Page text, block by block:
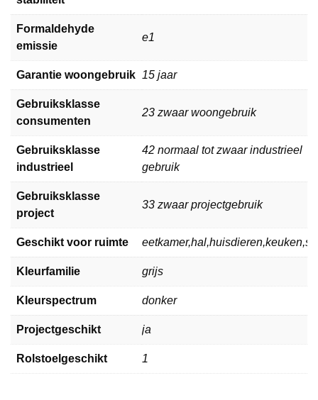
Formaldehyde
emissie
e1
Garantie woongebruik 15 jaar
Gebruiksklasse
consumenten
23 zwaar woongebruik
Gebruiksklasse
industrieel
42 normaal tot zwaar industrieel
gebruik
Gebruiksklasse
project
33 zwaar projectgebruik
Geschikt voor ruimte
Kleurfamilie grijs
Kleurspectrum donker
Projectgeschikt ja
Rolstoelgeschikt 1